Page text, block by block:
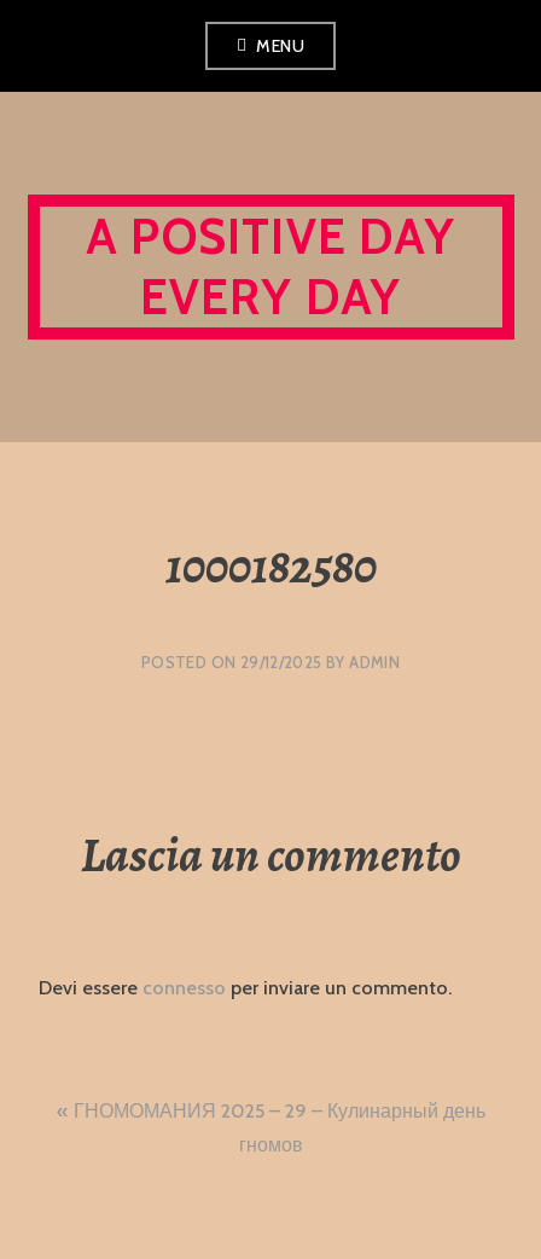
MENU
A POSITIVE DAY
EVERY DAY
1000182580
POSTED ON 29/12/2025 BYADMIN
Lascia un commento
Devi essere connesso per inviare un commento.
Navigazione
ГНОМОМАНИЯ 2025 – 29 – Кулинарный день
гномов